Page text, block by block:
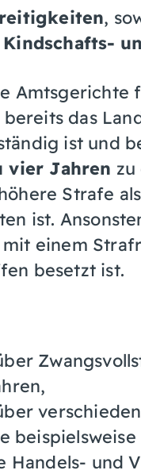
,
Kindschafts-
das
ist und
vier Jahren
Strafe
ist.
mit einem
besetzt ist.
Handels- und